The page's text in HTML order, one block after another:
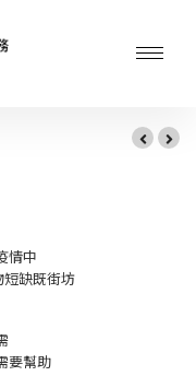
情中
缺既街坊
要幫助